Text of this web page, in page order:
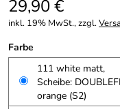
29,90 €
inkl. 19% MwSt., zzgl.
Farbe
111 white matt,
Scheibe:
orange (S2)